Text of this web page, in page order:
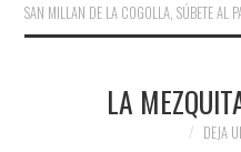
SAN MILLAN DE LA COGOLLA,SÚBETE AL
LA
DEJA